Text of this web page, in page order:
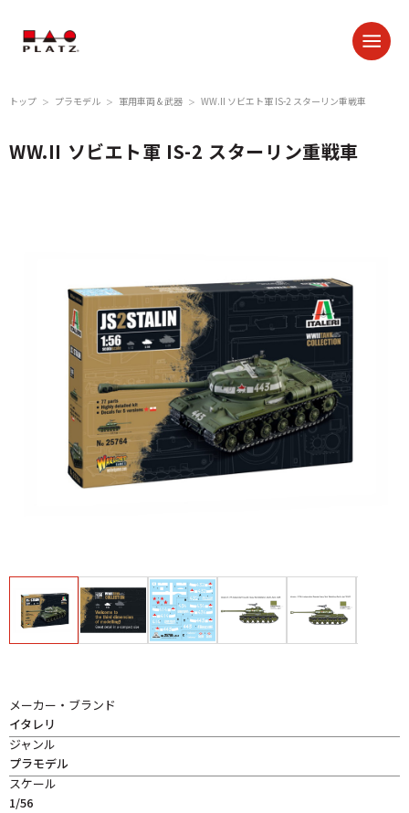
トップ ＞ プラモデル ＞ 軍用車両 & 武器 ＞ WW.II ソビエト軍 IS-2 スターリン重戦車
WW.II ソビエト軍 IS-2 スターリン重戦車
メーカー・ブランド
イタレリ
ジャンル
プラモデル
スケール
1/56